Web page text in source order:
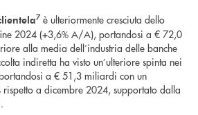
7 è ulteriormente cresciuta dello
2024 (+3,6% A/A), portandosi a € 72,0
alla media dell’industria delle banche
indiretta ha visto un’ulteriore spinta nei
a € 51,3 miliardi con un
a dicembre 2024, supportato dalla